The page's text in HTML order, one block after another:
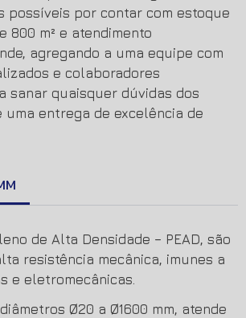
possíveis por contar com estoque
800 m² e atendimento
agregando a uma equipe com
e colaboradores
sanar quaisquer dúvidas dos
uma entrega de excelência de
de Alta Densidade – PEAD, são
resistência mecânica, imunes a
e eletromecânicas.
Ø20 a Ø1600 mm, atende